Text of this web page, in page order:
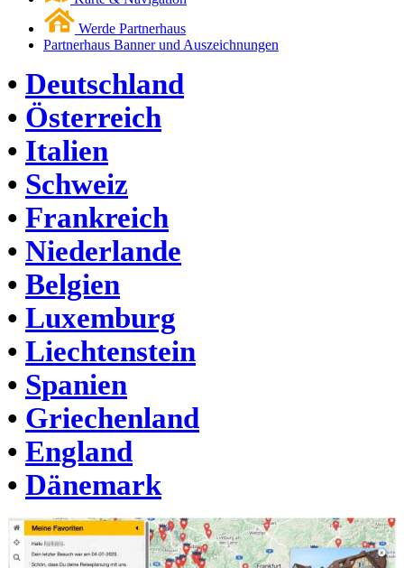
Werde Partnerhaus
Partnerhaus Banner und Auszeichnungen
• Deutschland
• Österreich
• Italien
• Schweiz
• Frankreich
• Niederlande
• Belgien
• Luxemburg
• Liechtenstein
• Spanien
• Griechenland
• England
• Dänemark